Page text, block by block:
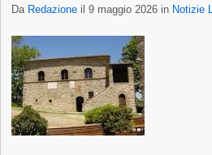
Da Redazione il 9 maggio 2026 in Notizie